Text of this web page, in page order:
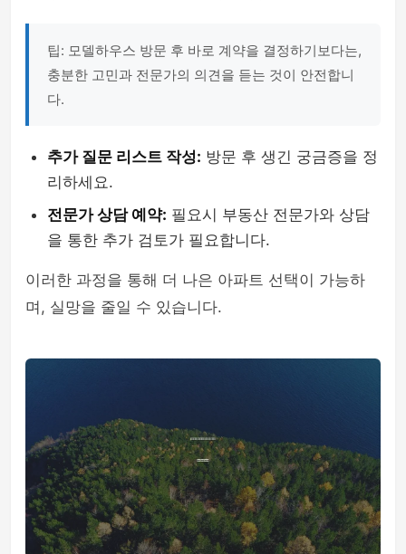
팁: 모델하우스 방문 후 바로 계약을 결정하기보다는,
충분한 고민과 전문가의 의견을 듣는 것이 안전합니
다.
추가 질문 리스트 작성: 방문 후 생긴 궁금증을 정
리하세요.
전문가 상담 예약: 필요시 부동산 전문가와 상담
을 통한 추가 검토가 필요합니다.
이러한 과정을 통해 더 나은 아파트 선택이 가능하
며, 실망을 줄일 수 있습니다.